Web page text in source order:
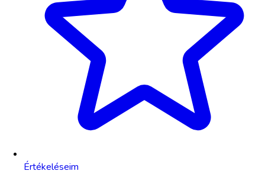
Értékeléseim